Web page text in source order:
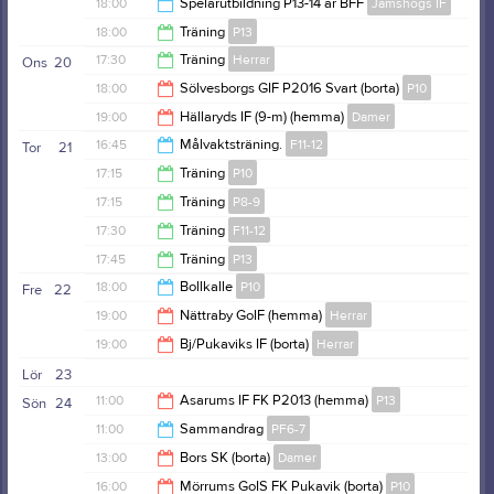
19:00
20:00
18:00 Träning P13
20:00
20
Ons 17:30 Träning Herrar
19:00
18:00 Sölvesborgs GIF P2016 Svart (borta) P10
20:00
19:00 Hällaryds IF (9-m) (hemma) Damer
21:00
21
Tor 16:45 Målvaktsträning. F11-12
17:30
17:15 Träning P10
18:30
17:15 Träning P8-9
18:30
17:30 Träning F11-12
19:00
17:45 Träning P13
19:15
22
Fre 18:00 Bollkalle P10
21:00
19:00 Nättraby GoIF (hemma) Herrar
19:00 Bj/Pukaviks IF (borta) Herrar
21:00
23
Lör
24
Sön 11:00 Asarums IF FK P2013 (hemma) P13
13:00
11:00 Sammandrag PF6-7
14:00
13:00 Bors SK (borta) Damer
16:00 Mörrums GoIS FK Pukavik (borta) P10